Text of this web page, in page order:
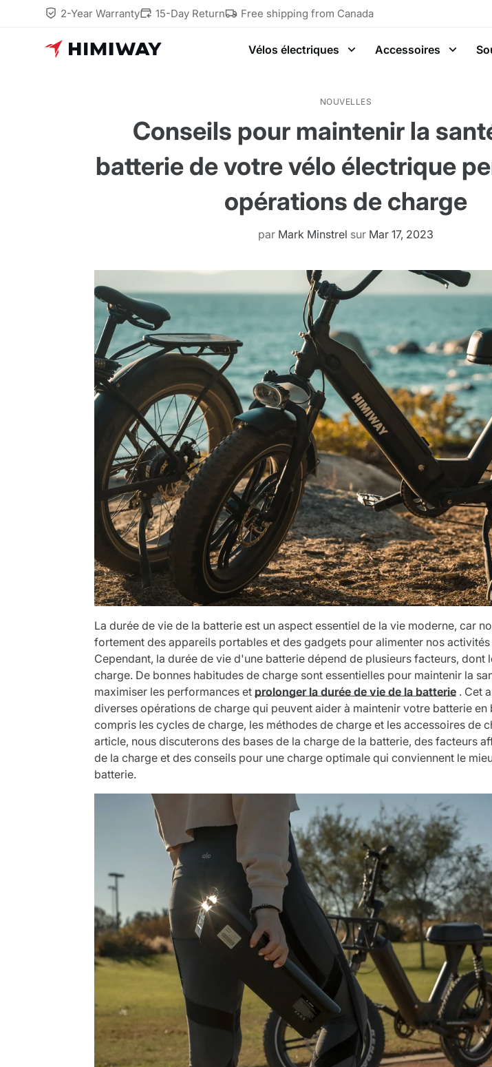
2-Year Warranty 15-Day Return Free shipping from Canada
Vélos électriques Accessoires
NOUVELLES
Conseils pour maintenir la
batterie de votre vélo électrique
opérations de charge
par Mark Minstrel sur Mar 17, 2023
La durée de vie de la batterie est un aspect essentiel de la vie moderne, car
fortement des appareils portables et des gadgets pour alimenter nos
Cependant, la durée de vie d'une batterie dépend de plusieurs facteurs, dont
charge. De bonnes habitudes de charge sont essentielles pour maintenir la
maximiser les performances et prolonger la durée de vie de la batterie . Cet
diverses opérations de charge qui peuvent aider à maintenir votre batterie en
compris les cycles de charge, les méthodes de charge et les accessoires de
article, nous discuterons des bases de la charge de la batterie, des facteurs
de la charge et des conseils pour une charge optimale qui conviennent le
batterie.